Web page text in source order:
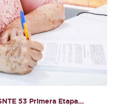
53 Primera Etapa...